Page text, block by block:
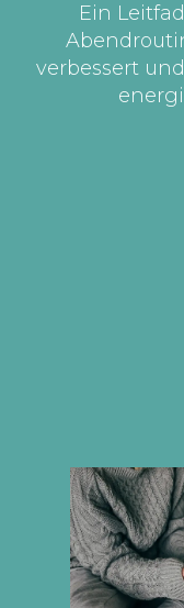
Ein
verbessert